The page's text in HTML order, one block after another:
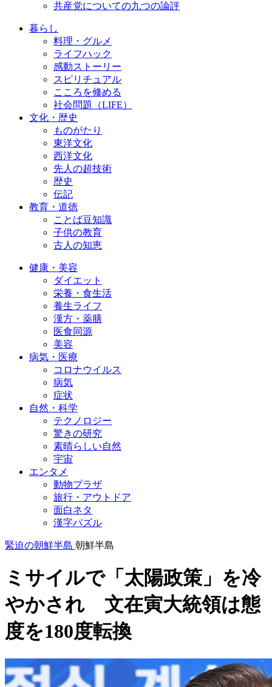
共産党についての九つの論評
暮らし
料理・グルメ
ライフハック
感動ストーリー
スピリチュアル
こころを修める
社会問題（LIFE）
文化・歴史
ものがたり
東洋文化
西洋文化
先人の超技術
歴史
伝記
教育・道徳
ことば豆知識
子供の教育
古人の知恵
健康・美容
ダイエット
栄養・食生活
養生ライフ
漢方・薬膳
医食同源
美容
病気・医療
コロナウイルス
病気
症状
自然・科学
テクノロジー
驚きの研究
素晴らしい自然
宇宙
エンタメ
動物プラザ
旅行・アウトドア
面白ネタ
漢字パズル
緊迫の朝鮮半島 朝鮮半島
ミサイルで「太陽政策」を冷
やかされ 文在寅大統領は態
度を180度転換